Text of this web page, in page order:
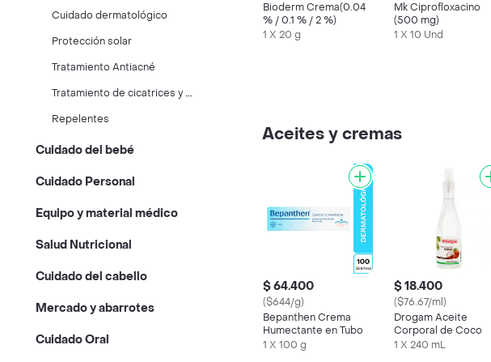
Cuidado dermatológico
Protección solar
Tratamiento Antiacné
T
ratamiento de cicatrices y heridas
Repelentes
Cuidado del bebé
Cuidado Personal
Equipo y material médico
Salud Nutricional
Cuidado del cabello
Mercado y abarrotes
Cuidado Oral
Bioderm Crema(0.04
% / 0.1 % / 2 %)
1 X 20 g
Mk Ciprofloxacino
(500 mg)
1 X 10 Und
Aceites y cremas
$ 64.400
($644/g)
Bepanthen Crema
Humectante en Tubo
1 X 100 g
$ 18.400
($76.67/ml)
Drogam Aceite
Corporal de Coco
1 X 240 mL